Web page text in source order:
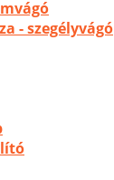
- szegélyvágó